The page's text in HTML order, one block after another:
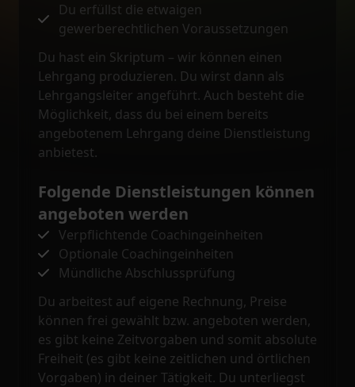
Du erfüllst die etwaigen
gewerberechtlichen Voraussetzungen
Du hast ein Skriptum – wir können einen
Lehrgang produzieren. Du wirst dann als
Lehrgangsleiter angeführt. Auch besteht die
Möglichkeit, dass du bei einem bereits
angebotenem Lehrgang deine Dienstleistung
anbietest.
Folgende Dienstleistungen können
angeboten werden
Verpflichtende Coachingeinheiten
Optionale Coachingeinheiten
Mündliche Abschlussprüfung
Du arbeitest auf eigene Rechnung, Preise
können frei gewählt bzw. angeboten werden,
es gibt keine Zeitvorgaben und somit absolute
Freiheit (es gibt keine zeitlichen und örtlichen
Vorgaben) in deiner Tätigkeit. Du unterliegst